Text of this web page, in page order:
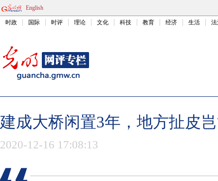
English
时政 国际 时评 理论 文化 科技 教育 经济 生活
建成大桥闲置3年，地方扯皮
2020-12-16 17:08:13